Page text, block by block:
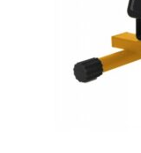
► VERSANDARTEN